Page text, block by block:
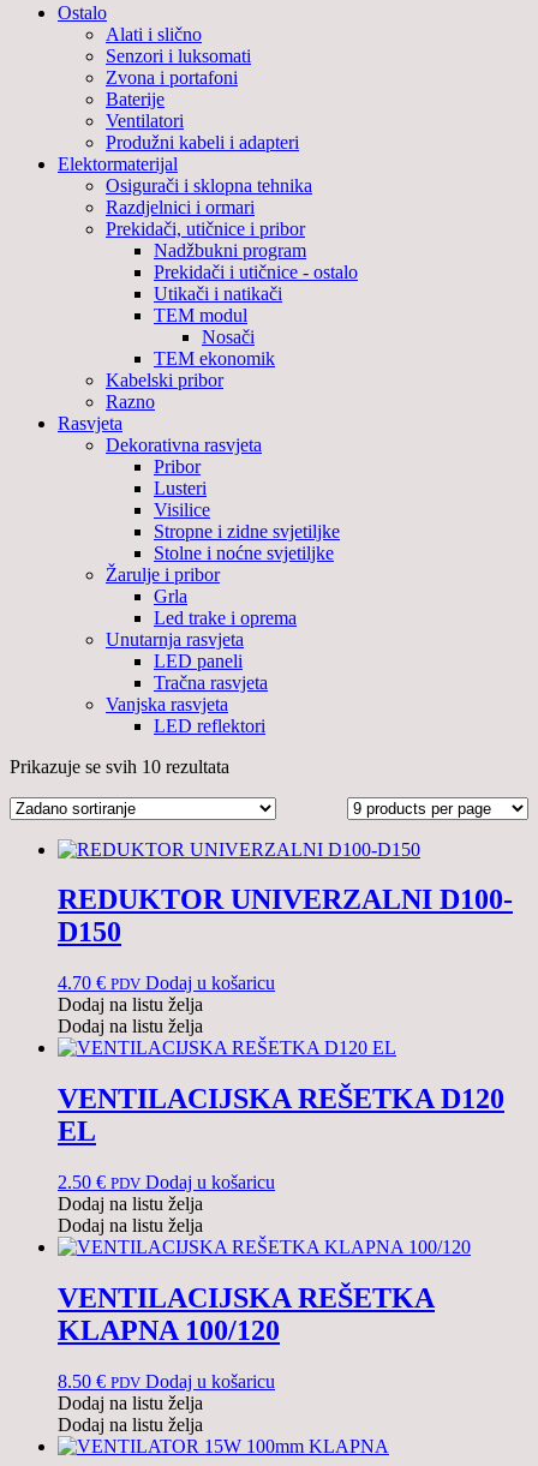
Ostalo
Alati i slično
Senzori i luksomati
Zvona i portafoni
Baterije
Ventilatori
Produžni kabeli i adapteri
Elektormaterijal
Osigurači i sklopna tehnika
Razdjelnici i ormari
Prekidači, utičnice i pribor
Nadžbukni program
Prekidači i utičnice - ostalo
Utikači i natikači
TEM modul
Nosači
TEM ekonomik
Kabelski pribor
Razno
Rasvjeta
Dekorativna rasvjeta
Pribor
Lusteri
Visilice
Stropne i zidne svjetiljke
Stolne i noćne svjetiljke
Žarulje i pribor
Grla
Led trake i oprema
Unutarnja rasvjeta
LED paneli
Tračna rasvjeta
Vanjska rasvjeta
LED reflektori
Prikazuje se svih 10 rezultata
REDUKTOR UNIVERZALNI D100-
D150
4.70 € PDV Dodaj u košaricu
Dodaj na listu želja
Dodaj na listu želja
VENTILACIJSKA REŠETKA D120
EL
2.50 € PDV Dodaj u košaricu
Dodaj na listu želja
Dodaj na listu želja
VENTILACIJSKA REŠETKA
KLAPNA 100/120
8.50 € PDV Dodaj u košaricu
Dodaj na listu želja
Dodaj na listu želja